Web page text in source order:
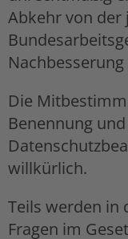
Abkehr von der
Die
Benennung
willkürlich.
Teils werden in
Fragen im